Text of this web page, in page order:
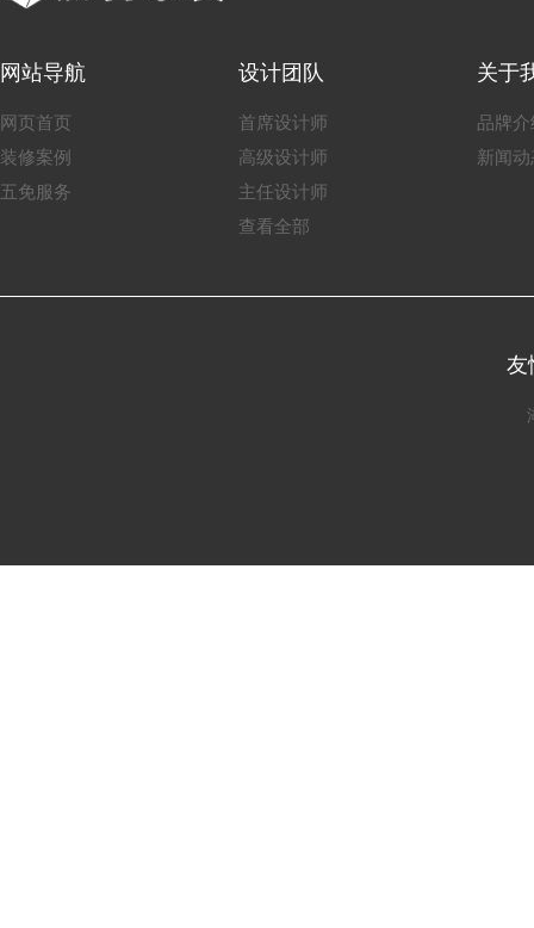
网站导航
网页首页
装修案例
五免服务
设计团队
首席设计师
高级设计师
主任设计师
查看全部
关于
品牌介
新闻动
友